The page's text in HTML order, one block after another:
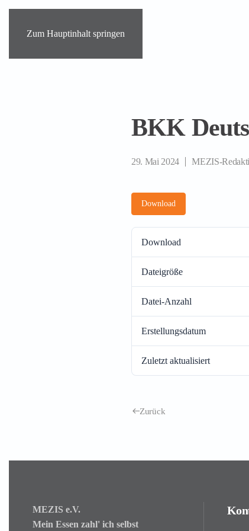
Zum Hauptinhalt springen
BKK
29. Mai 2024 MEZIS-
Download
Download
Dateigröße
Datei-Anzahl
Erstellungsdatum
Zuletzt aktualisiert
Zurück
MEZIS e.V.
Mein Essen zahl' ich selbst